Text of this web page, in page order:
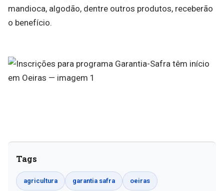
mandioca, algodão, dentre outros produtos, receberão
o benefício.
Tags
agricultura garantia safra oeiras